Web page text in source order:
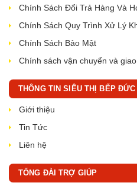
Chính Sách Đổi Trả Hàng Và
Chính Sách Quy Trình Xử Lý
Chính Sách Bảo Mật
Chính sách vận chuyển và
THÔNG TIN SIÊU THỊ BẾP
Giới thiệu
Tin Tức
Liên hệ
TỔNG ĐÀI TRỢ GIÚP